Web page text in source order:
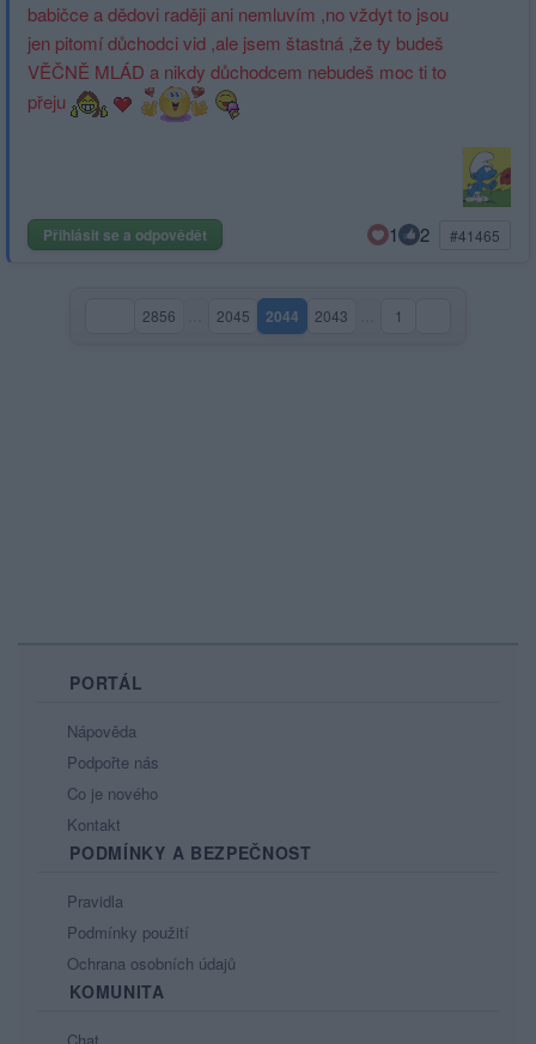
babičce a dědovi raději ani nemluvím ,no vždyt to jsou
jen pitomí důchodci vid ,ale jsem štastná ,že ty budeš
VĚČNĚ MLÁD a nikdy důchodcem nebudeš moc ti to
přeju
Přihlásit se a odpovědět 1 2 #41465
2856 2045 2044(aktuální strana)
2043 1
PORTÁL
Nápověda
Podpořte nás
Co je nového
Kontakt
PODMÍNKY A BEZPEČNOST
Pravidla
Podmínky použití
Ochrana osobních údajů
KOMUNITA